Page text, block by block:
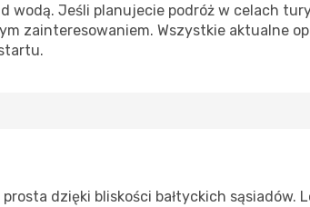
wodą. Jeśli planujecie podróż w celach
zainteresowaniem. Wszystkie aktualne
dzięki bliskości bałtyckich sąsiadów.